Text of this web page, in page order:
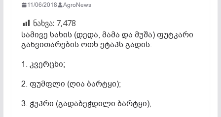
11/06/2018 AgroNews
ნახვა: 7,478
სამივე სახის (დედა, მამა და მუშა) ფუტკარი
განვითარების ოთხ ეტაპს გადის:
1. კვერცხი;
2. ფუმფლი (ღია ბარტყი);
3. ჭუპრი (გადაბეჭდილი ბარტყი);